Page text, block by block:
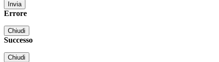
Errore
Chiudi
Successo
Chiudi